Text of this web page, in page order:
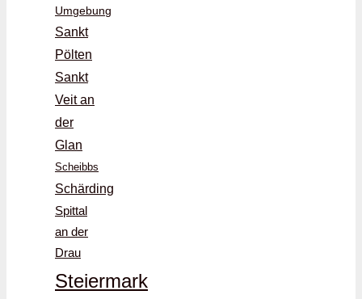
Umgebung
Sankt
Pölten
Sankt
Veit an
der
Glan
Scheibbs
Schärding
Spittal
an der
Drau
Steiermark